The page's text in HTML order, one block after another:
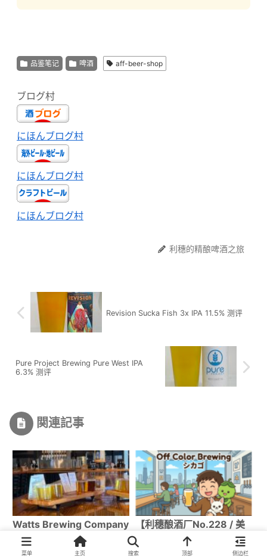
品鉴笔记 啤酒 aff-beer-shop
ブログ村
にほんブログ村
にほんブログ村
にほんブログ村
利穗的精酿啤酒之旅
Revision Sucka Fish 3x IPA 11.5% 测评
Pure Project Brewing Pure West IPA
6.3% 测评
関連記事
Watts Brewing Company
品鉴室 | Woodinville精酿
啤酒探访记
【利穗酿酒厂No.228 / 美
国No.49】芝加哥林肯公园
「Off Color Brewing」品
菜单 主页 搜索 顶部 侧边栏